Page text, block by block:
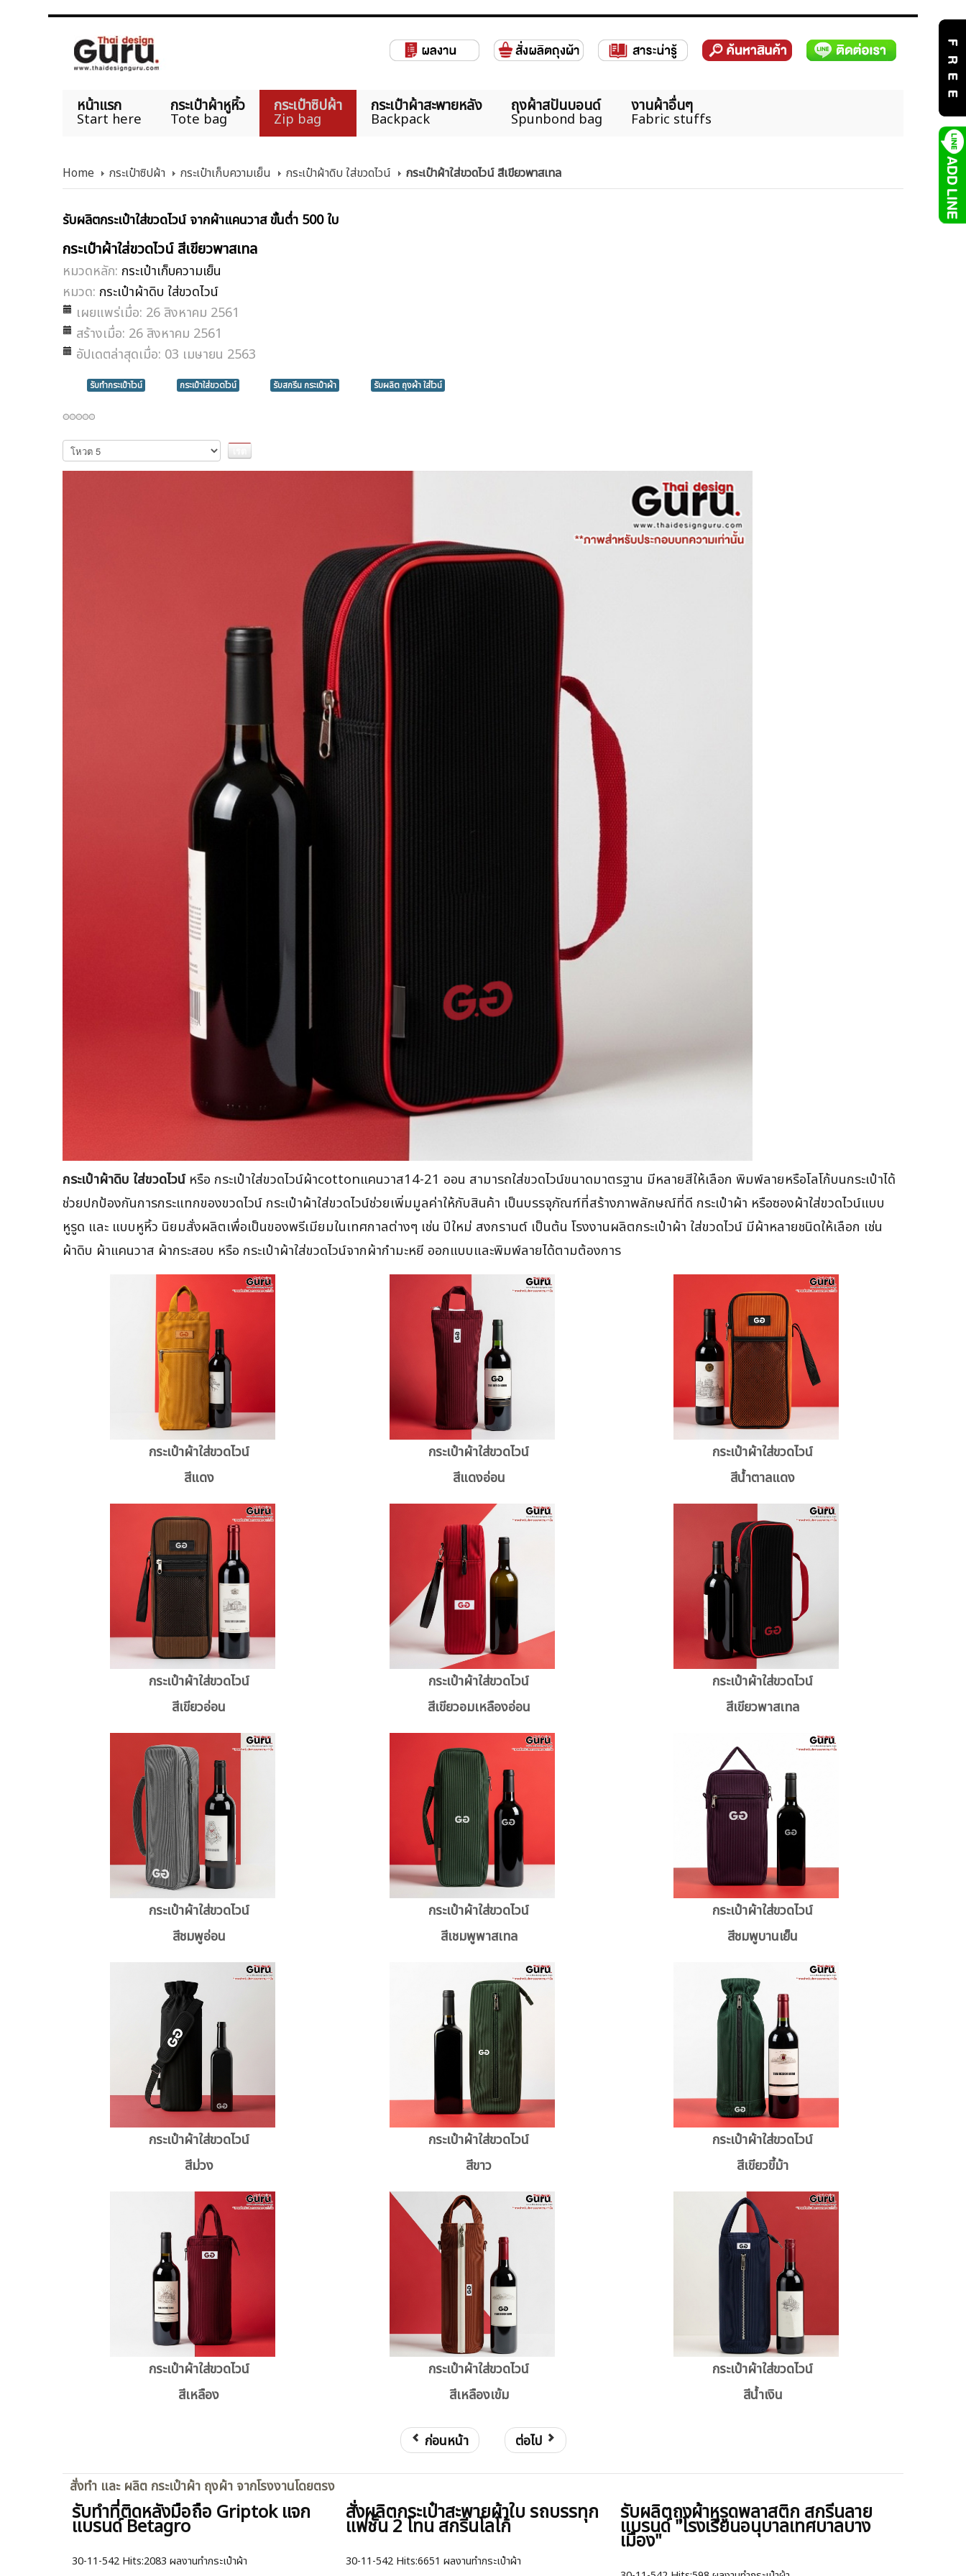
หน้าแรก
Start here
กระเป๋าผ้าหูหิ้ว
Tote bag
กระเป๋าซิปผ้า
Zip bag
กระเป๋าผ้าสะพายหลัง
Backpack
ถุงผ้าสปันบอนด์
Spunbond bag
งานผ้าอื่นๆ
Fabric stuffs
Home กระเป๋าซิปผ้า กระเป๋าเก็บความเย็น กระเป๋าผ้าดิบ ใส่ขวดไวน์ กระเป๋าผ้าใส่ขวดไวน์ สีเขียวพาสเทล
รับผลิตกระเป๋าใส่ขวดไวน์ จากผ้าแคนวาส ขั้นต่ำ 500 ใบ
กระเป๋าผ้าใส่ขวดไวน์ สีเขียวพาสเทล
หมวดหลัก: กระเป๋าเก็บความเย็น
หมวด: กระเป๋าผ้าดิบ ใส่ขวดไวน์
เผยแพร่เมื่อ: 26 สิงหาคม 2561
สร้างเมื่อ: 26 สิงหาคม 2561
อัปเดตล่าสุดเมื่อ: 03 เมษายน 2563
รับทำกระเป๋าไวน์ กระเป๋าใส่ขวดไวน์ รับสกรีน กระเป๋าผ้า รับผลิต ถุงผ้า ใส่ไวน์
กรุณา
ให้
คะแนน
กระเป๋าผ้าดิบ ใส่ขวดไวน์หรือ กระเป๋าใส่ขวดไวน์ผ้าcottonแคนวาส14-21 ออน สามารถใส่ขวดไวน์ขนาดมาตรฐาน มีหลายสีให้เลือก พิมพ์ลายหรือโลโก้บนกระเป๋าได้
ช่วยปกป้องกันการกระแทกของขวดไวน์ กระเป๋าผ้าใส่ขวดไวน์ช่วยเพิ่มมูลค่าให้กับสินค้า เป็นบรรจุภัณฑ์ที่สร้างภาพลักษณ์ที่ดี กระเป๋าผ้า หรือซองผ้าใส่ขวดไวน์แบบ
หูรูด และ แบบหูหิ้ว นิยมสั่งผลิตเพื่อเป็นของพรีเมียมในเทศกาลต่างๆ เช่น ปีใหม่ สงกรานต์ เป็นต้น โรงงานผลิตกระเป๋าผ้า ใส่ขวดไวน์ มีผ้าหลายชนิดให้เลือก เช่น
ผ้าดิบ ผ้าแคนวาส ผ้ากระสอบ หรือ กระเป๋าผ้าใส่ขวดไวน์จากผ้ากำมะหยี ออกแบบและพิมพ์ลายได้ตามต้องการ
กระเป๋าผ้าใส่ขวดไวน์
สีแดง
กระเป๋าผ้าใส่ขวดไวน์
สีแดงอ่อน
กระเป๋าผ้าใส่ขวดไวน์
สีน้ำตาลแดง
กระเป๋าผ้าใส่ขวดไวน์
สีเขียวอ่อน
กระเป๋าผ้าใส่ขวดไวน์
สีเขียวอมเหลืองอ่อน
กระเป๋าผ้าใส่ขวดไวน์
สีเขียวพาสเทล
กระเป๋าผ้าใส่ขวดไวน์
สีชมพูอ่อน
กระเป๋าผ้าใส่ขวดไวน์
สีเชมพูพาสเทล
กระเป๋าผ้าใส่ขวดไวน์
สีชมพูบานเย็น
กระเป๋าผ้าใส่ขวดไวน์
สีม่วง
กระเป๋าผ้าใส่ขวดไวน์
สีขาว
กระเป๋าผ้าใส่ขวดไวน์
สีเขียวขี้ม้า
กระเป๋าผ้าใส่ขวดไวน์
สีเหลือง
กระเป๋าผ้าใส่ขวดไวน์
สีเหลืองเข้ม
กระเป๋าผ้าใส่ขวดไวน์
สีน้ำเงิน
ก่อนหน้า ต่อไป
สั่งทำ และ ผลิต กระเป๋าผ้า ถุงผ้า จากโรงงานโดยตรง
รับทำที่ติดหลังมือถือ Griptok แจก
แบรนด์ Betagro
30-11-542 Hits:2083 ผลงานทำกระเป๋าผ้า
สั่งผลิตกระเป๋าสะพายผ้าใบ รถบรรทุก
แฟชั่น 2 โทน สกรีนโลโก้
30-11-542 Hits:6651 ผลงานทำกระเป๋าผ้า
รับผลิตถุงผ้าหูรูดพลาสติก สกรีนลาย
แบรนด์ "โรงเรียนอนุบาลเทศบาลบาง
เมือง"